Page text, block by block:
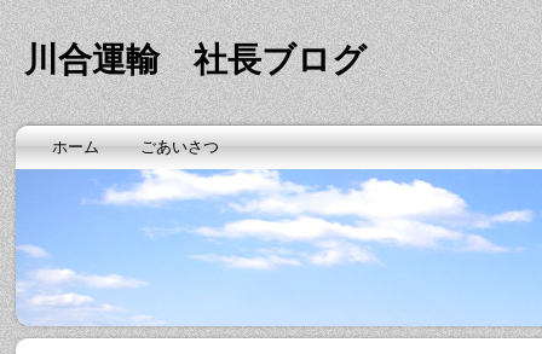
川合運輸 社長ブログ
ホーム ごあいさつ